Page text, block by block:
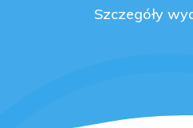
Szczegóły